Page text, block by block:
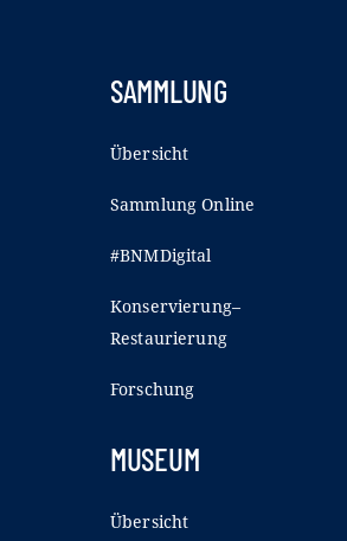
SAMMLUNG
Übersicht
Sammlung Online
#BNMDigital
Konservierung–
Restaurierung
Forschung
MUSEUM
Übersicht